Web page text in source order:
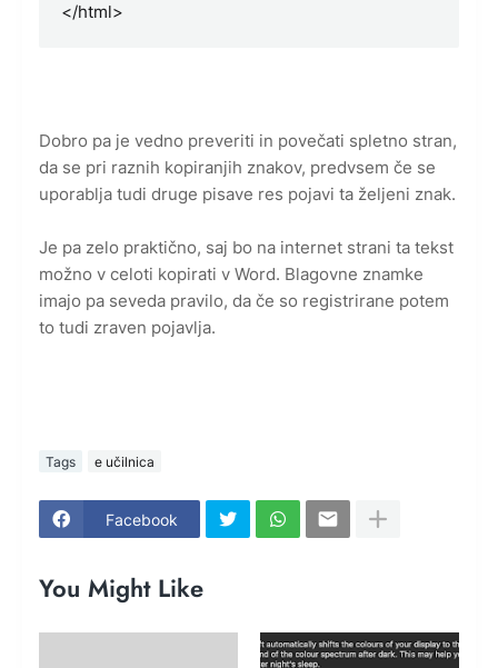
</html>
Dobro pa je vedno preveriti in povečati spletno stran,
da se pri raznih kopiranjih znakov, predvsem če se
uporablja tudi druge pisave res pojavi ta željeni znak.
Je pa zelo praktično, saj bo na internet strani ta tekst
možno v celoti kopirati v Word. Blagovne znamke
imajo pa seveda pravilo, da če so registrirane potem
to tudi zraven pojavlja.
Tags e učilnica
Facebook
You Might Like